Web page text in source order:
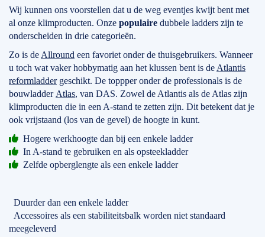
Wij kunnen ons voorstellen dat u de weg eventjes kwijt bent met
al onze klimproducten. Onze populaire dubbele ladders zijn te
onderscheiden in drie categorieën.
Zo is de Allround een favoriet onder de thuisgebruikers. Wanneer
u toch wat vaker hobbymatig aan het klussen bent is de Atlantis
reformladdergeschikt. De toppper onder de professionals is de
bouwladder Atlas, van DAS. Zowel de Atlantis als de Atlas zijn
klimproducten die in een A-stand te zetten zijn. Dit betekent dat je
ook vrijstaand (los van de gevel) de hoogte in kunt.
Hogere werkhoogte dan bij een enkele ladder
In A-stand te gebruiken en als opsteekladder
Zelfde opberglengte als een enkele ladder
Duurder dan een enkele ladder
Accessoires als een stabiliteitsbalk worden niet standaard
meegeleverd